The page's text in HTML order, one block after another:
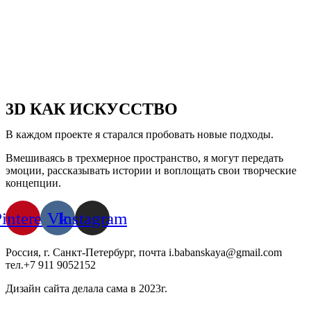
3D КАК ИСКУССТВО
В каждом проекте я старался пробовать новые подходы.
Вмешиваясь в трехмерное пространство, я могут передать
эмоции, рассказывать истории и воплощать свои творческие
концепции.
VkInstagram
Россия, г. Санкт-Петербург, почта i.babanskaya@gmail.com
тел.+7 911 9052152
Дизайн сайта делала сама в 2023г.